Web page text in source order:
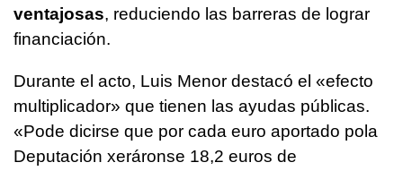
ventajosas, reduciendo las barreras de lograr
financiación.
Durante el acto, Luis Menor destacó el «efecto
multiplicador» que tienen las ayudas públicas.
«Pode dicirse que por cada euro aportado pola
Deputación xeráronse 18,2 euros de